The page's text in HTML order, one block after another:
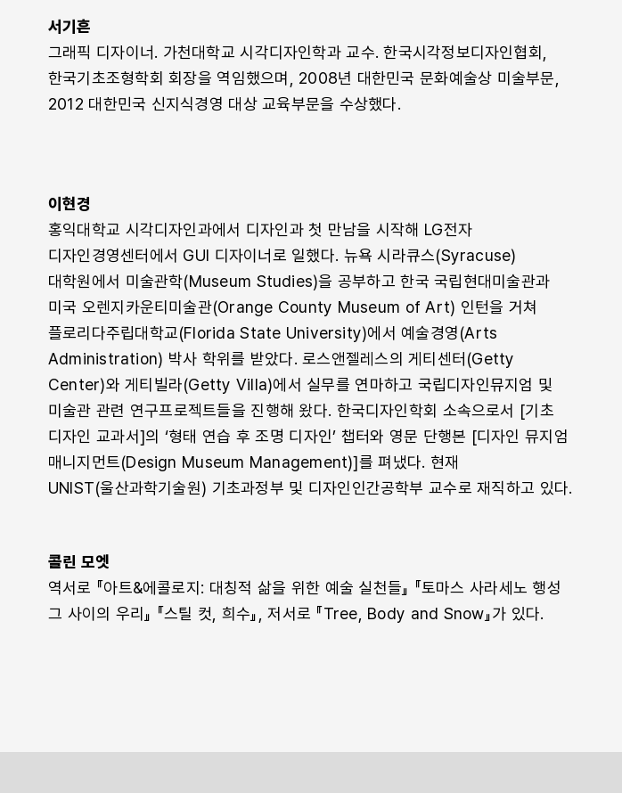
서기흔
그래픽 디자이너. 가천대학교 시각디자인학과 교수. 한국시각정보디자인협회,
한국기초조형학회 회장을 역임했으며, 2008년 대한민국 문화예술상 미술부문,
2012 대한민국 신지식경영 대상 교육부문을 수상했다.
이현경
홍익대학교 시각디자인과에서 디자인과 첫 만남을 시작해 LG전자
디자인경영센터에서 GUI 디자이너로 일했다. 뉴욕 시라큐스(Syracuse)
대학원에서 미술관학(Museum Studies)을 공부하고 한국 국립현대미술관과
미국 오렌지카운티미술관(Orange County Museum of Art) 인턴을 거쳐
플로리다주립대학교(Florida State University)에서 예술경영(Arts
Administration) 박사 학위를 받았다. 로스앤젤레스의 게티센터(Getty
Center)와 게티빌라(Getty Villa)에서 실무를 연마하고 국립디자인뮤지엄 및
미술관 관련 연구프로젝트들을 진행해 왔다. 한국디자인학회 소속으로서 [기초
디자인 교과서]의 ‘형태 연습 후 조명 디자인’ 챕터와 영문 단행본 [디자인 뮤지엄
매니지먼트(Design Museum Management)]를 펴냈다. 현재
UNIST(울산과학기술원) 기초과정부 및 디자인인간공학부 교수로 재직하고 있다.
콜린 모엣
역서로 『아트&에콜로지: 대칭적 삶을 위한 예술 실천들』 『토마스 사라세노 행성
그 사이의 우리』 『스틸 컷, 희수』, 저서로 『Tree, Body and Snow』가 있다.